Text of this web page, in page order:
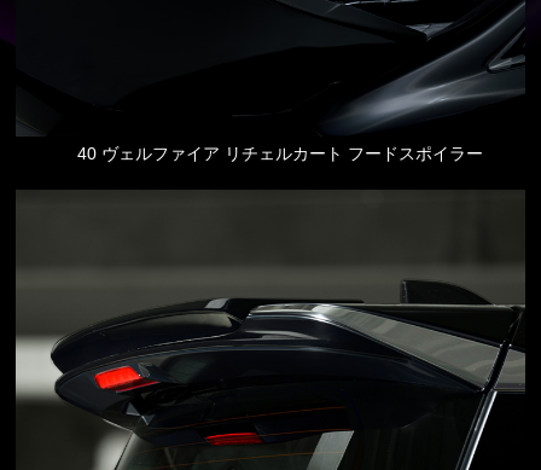
40 ヴェルファイア リチェルカート フードスポイラー